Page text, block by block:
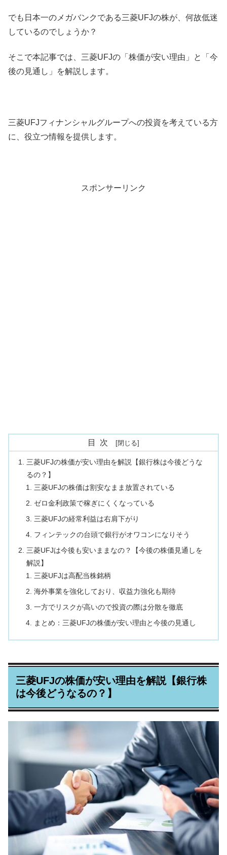
でも日本一のメガバンクである三菱UFJの株が、何故低迷
しているのでしょうか？
そこで本記事では、三菱UFJの「株価が安い理由」と「今
後の見通し」を解説します。
三菱UFJフィナンシャルグループへの投資を考えている方
に、役立つ情報を提供します。
スポンサーリンク
目次
三菱UFJの株価が安い理由を解説【銀行株は今後どうな
るの？】
三菱UFJの株価は割安なまま放置されている
ゼロ金利政策で稼ぎにくくなっている
三菱UFJの経常利益は右肩下がり
フィンテックの台頭で銀行がオワコンになりそう
三菱UFJは今後も安いままなの？【今後の株価見通しを
解説】
三菱UFJは高配当株銘柄
海外事業を強化しており、収益力強化も期待
一方でリスクが高いので投資の際は分散を徹底
まとめ：三菱UFJの株価が安い理由と今後の見通し
三菱UFJの株価が安い理由を解説【銀行株
は今後どうなるの？】